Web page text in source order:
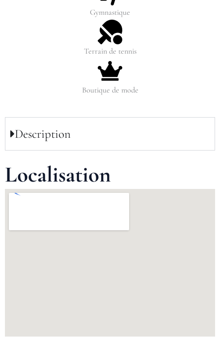
Gymnastique
Terrain de tennis
Boutique de mode
Description
Localisation